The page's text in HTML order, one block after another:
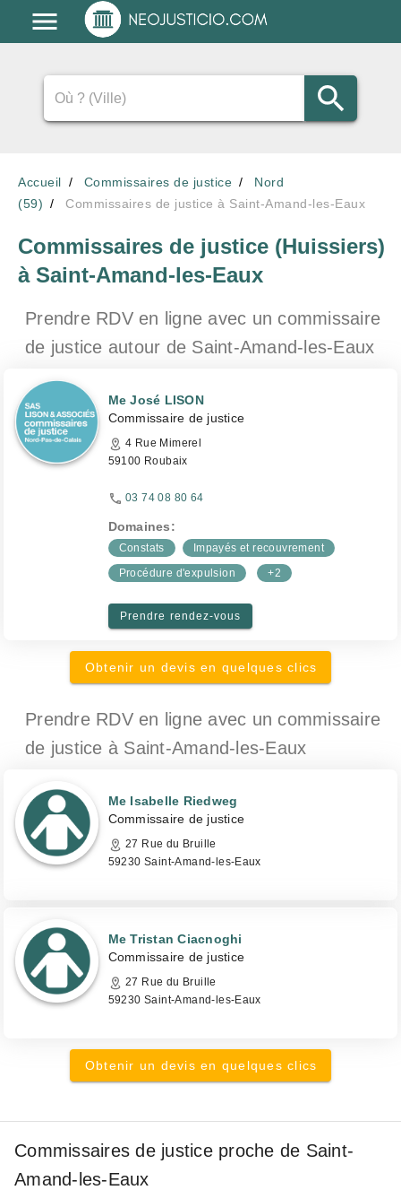
Accueil Commissaires de justice
Nord
(59)
Commissaires de justice à Saint-Amand-les-Eaux
Commissaires de justice (Huissiers)
à Saint-Amand-les-Eaux
Prendre RDV en ligne avec un commissaire
de justice autour de Saint-Amand-les-Eaux
Me José LISON
Commissaire de justice
4 Rue Mimerel
59100 Roubaix
03 74 08 80 64
Domaines:
Constats
Impayés et recouvrement
Procédure d'expulsion
+2
Prendre rendez-vous
Obtenir un devis en quelques clics
Prendre RDV en ligne avec un commissaire
de justice à Saint-Amand-les-Eaux
Me Isabelle Riedweg
Commissaire de justice
27 Rue du Bruille
59230 Saint-Amand-les-Eaux
Me Tristan Ciacnoghi
Commissaire de justice
27 Rue du Bruille
59230 Saint-Amand-les-Eaux
Obtenir un devis en quelques clics
Commissaires de justice proche de Saint-
Amand-les-Eaux